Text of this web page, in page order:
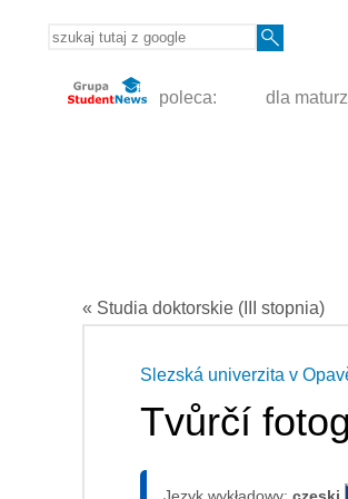
poleca: dla
« Studia doktorskie (III stopnia)
Slezská univerzita v
Tvůrčí
Język wykładowy: czeski